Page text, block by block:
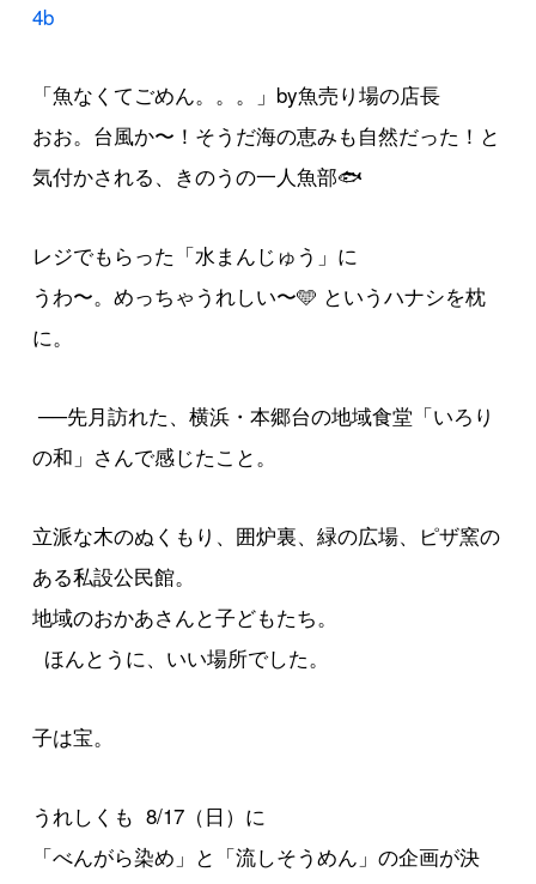
4b
「魚なくてごめん。。。」by魚売り場の店長
おお。台風か〜！そうだ海の恵みも自然だった！と
気付かされる、きのうの一人魚部🐟
レジでもらった「水まんじゅう」に
うわ〜。めっちゃうれしい〜🩵 というハナシを枕
に。
──先月訪れた、横浜・本郷台の地域食堂「いろり
の和」さんで感じたこと。
立派な木のぬくもり、囲炉裏、緑の広場、ピザ窯の
ある私設公民館。
地域のおかあさんと子どもたち。
ほんとうに、いい場所でした。
子は宝。
うれしくも 8/17（日）に
「べんがら染め」と「流しそうめん」の企画が決